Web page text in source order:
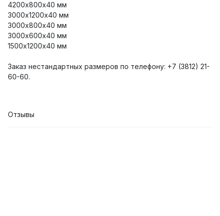
4200х800х40 мм
3000х1200х40 мм
3000х800х40 мм
3000х600х40 мм
1500х1200х40 мм
Заказ нестандартных размеров по телефону: +7 (3812) 21-
60-60.
Отзывы